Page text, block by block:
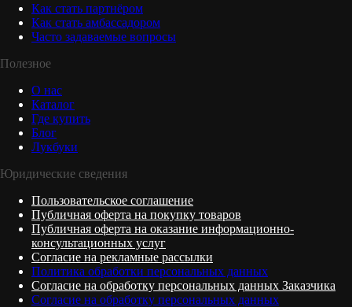
Как стать партнёром
Как стать амбассадором
Часто задаваемые вопросы
Полезное
О нас
Каталог
Где купить
Блог
Лукбуки
Юридические сведения
Пользовательское соглашение
Публичная оферта на покупку товаров
Публичная оферта на оказание информационно-
консультационных услуг
Согласие на рекламные рассылки
Политика обработки персональных данных
Согласие на обработку персональных данных Заказчика
Согласие на обработку персональных данных